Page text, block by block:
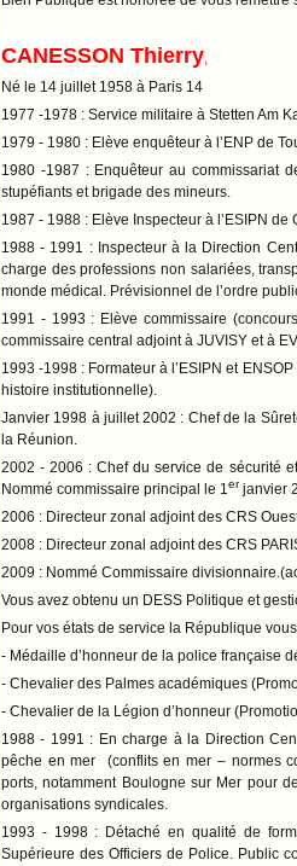
CANESSON Thierry,
Né le 14 juillet 1958 à Paris 14
1977 -1978 : Service militaire à Stetten Am
1979 - 1980 : Elève enquêteur à l’ENP de
1980 -1987 : Enquêteur au commissariat
stupéfiants et brigade des mineurs.
1987 - 1988 : Elève Inspecteur à l’ESIPN
1988 - 1991 : Inspecteur à la Direction
charge des professions non salariées,
monde médical. Prévisionnel de l’ordre
1991 - 1993 : Elève commissaire
commissaire central adjoint à JUVISY et à
1993 -1998 : Formateur à l’ESIPN et
histoire institutionnelle).
Janvier 1998 à juillet 2002 : Chef de la
la Réunion.
2002 - 2006 : Chef du service de sécurité
Nommé commissaire principal le 1er janvier
2006 : Directeur zonal adjoint des CRS
2008 : Directeur zonal adjoint des CRS
2009 : Nommé Commissaire
Vous avez obtenu un DESS Politique et
Pour vos états de service la République
- Médaille d’honneur de la police française
- Chevalier des Palmes académiques
- Chevalier de la Légion d’honneur
1988 - 1991 : En charge à la Direction
pêche en mer (conflits en mer – normes
ports, notamment Boulogne sur Mer pour
organisations syndicales.
1993 - 1998 : Détaché en qualité de
Supérieure des Officiers de Police. Public